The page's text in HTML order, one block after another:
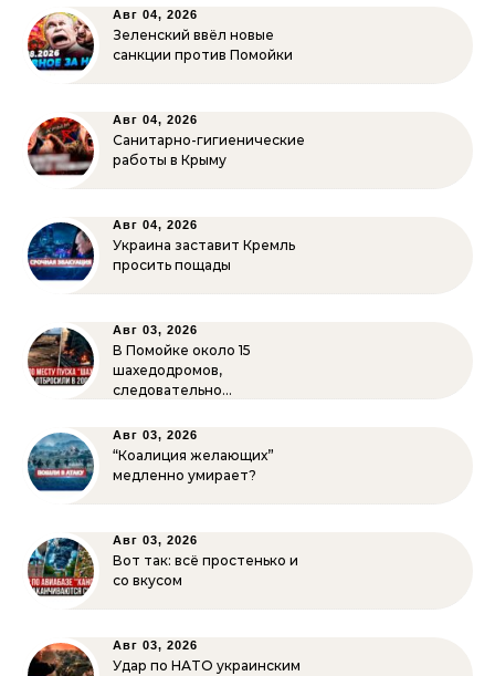
Авг 04, 2026
Зеленский ввёл новые
санкции против Помойки
Авг 04, 2026
Санитарно-гигиенические
работы в Крыму
Авг 04, 2026
Украина заставит Кремль
просить пощады
Авг 03, 2026
В Помойке около 15
шахедодромов,
следовательно…
Авг 03, 2026
“Коалиция желающих”
медленно умирает?
Авг 03, 2026
Вот так: всё простенько и
со вкусом
Авг 03, 2026
Удар по НАТО украинским